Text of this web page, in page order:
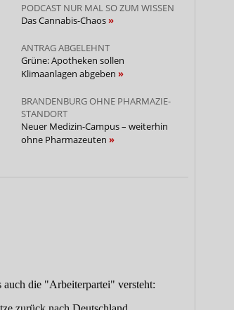
PODCAST NUR MAL SO ZUM WISSEN
Das Cannabis-Chaos
ANTRAG ABGELEHNT
Grüne: Apotheken sollen
Klimaanlagen abgeben
BRANDENBURG OHNE PHARMAZIE-
STANDORT
Neuer Medizin-Campus – weiterhin
ohne Pharmazeuten